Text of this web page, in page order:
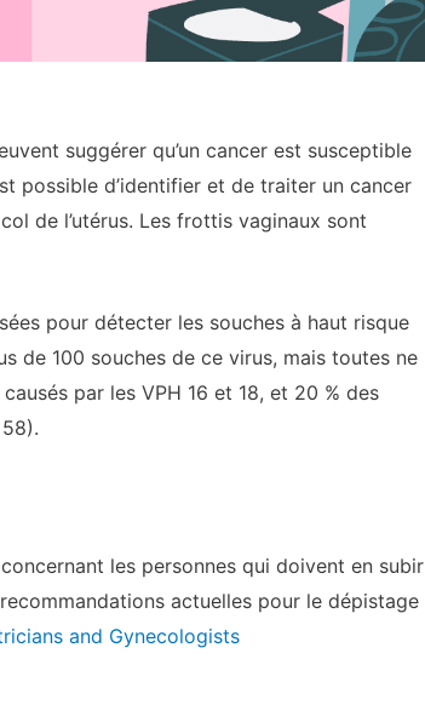
suggérer qu’un cancer est susceptible
possible d’identifier et de traiter un cancer
de l’utérus. Les frottis vaginaux sont
pour détecter les souches à haut risque
de 100 souches de ce virus, mais toutes ne
par les VPH 16 et 18, et 20 % des
les personnes qui doivent en subir
actuelles pour le dépistage
and Gynecologists